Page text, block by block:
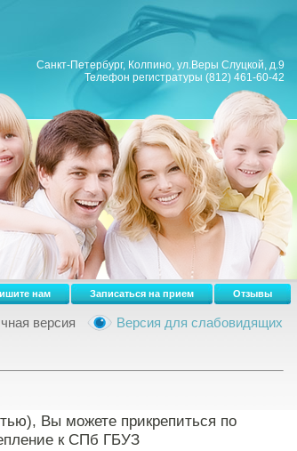
Санкт-Петербург, Колпино, ул.Веры Слуцкой, д.9
Телефон регистратуры (812) 461-60-42
нам Записаться на прием Отзывы
Версия для слабовидящих
версия
Вы можете прикрепиться по
к СПб ГБУЗ